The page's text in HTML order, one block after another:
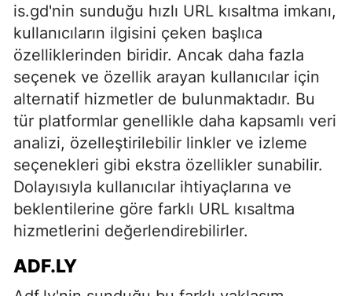
is.gd'nin sunduğu hızlı URL kısaltma imkanı,
kullanıcıların ilgisini çeken başlıca
özelliklerinden biridir. Ancak daha fazla
seçenek ve özellik arayan kullanıcılar için
alternatif hizmetler de bulunmaktadır. Bu
tür platformlar genellikle daha kapsamlı veri
analizi, özelleştirilebilir linkler ve izleme
seçenekleri gibi ekstra özellikler sunabilir.
Dolayısıyla kullanıcılar ihtiyaçlarına ve
beklentilerine göre farklı URL kısaltma
hizmetlerini değerlendirebilirler.
ADF.LY